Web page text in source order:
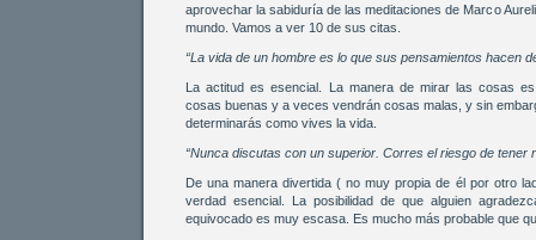
aprovechar la sabiduría de las meditaciones de Marco
mundo. Vamos a ver 10 de sus citas.
“La vida de un hombre es lo que sus pensamientos hacen
La actitud es esencial. La manera de mirar las cosas
cosas buenas y a veces vendrán cosas malas, y sin
determinarás como vives la vida.
“Nunca discutas con un superior. Corres el riesgo de tener
De una manera divertida ( no muy propia de él por otro
verdad esencial. La posibilidad de que alguien
equivocado es muy escasa. Es mucho más probable que